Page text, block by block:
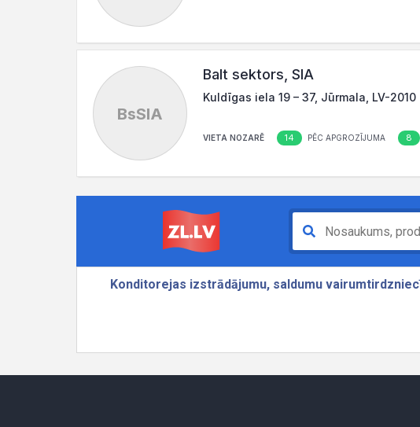
BsSIA
Balt sektors, SIA
Kuldīgas iela 19 – 37, Jūrmala, LV-2010
VIETA NOZARĒ 14 PĒC APGROZĪJUMA 8